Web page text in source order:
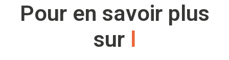
Pour en savoir plus
sur la